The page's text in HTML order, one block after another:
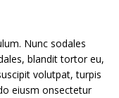
Nunc sodales
blandit tortor eu,
volutpat, turpis
eiusm onsectetur